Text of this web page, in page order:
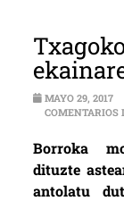
MAYO 29, 2017
COMENTARIOS
Borroka
dituzte
antolatu